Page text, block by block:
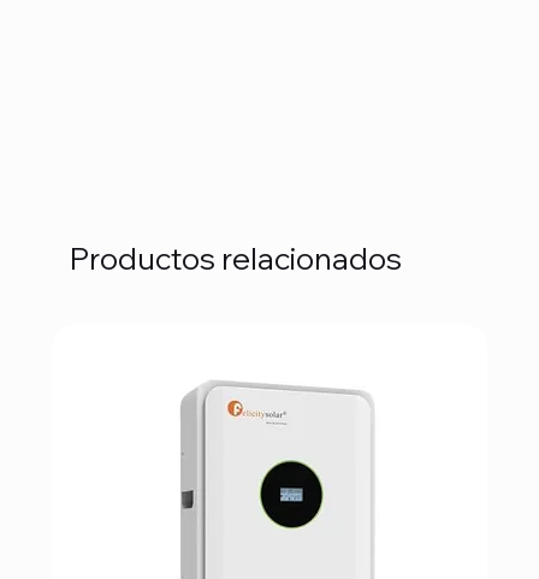
Productos relacionados